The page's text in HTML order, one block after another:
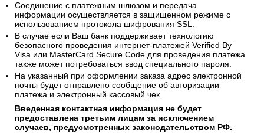
Соединение с платежным шлюзом и передача
информации осуществляется в защищенном режиме с
использованием протокола шифрования SSL.
В случае если Ваш банк поддерживает технологию
безопасного проведения интернет-платежей Verified By
Visa или MasterCard Secure Code для проведения платежа
также может потребоваться ввод специального пароля.
На указанный при оформлении заказа адрес электронной
почты будет отправлено сообщение об авторизации
платежа и электронный кассовый чек.
Введенная контактная информация не будет
предоставлена третьим лицам за исключением
случаев, предусмотренных законодательством РФ.